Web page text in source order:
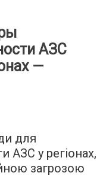
АЗС
—
для
АЗС у регіонах,
загрозою